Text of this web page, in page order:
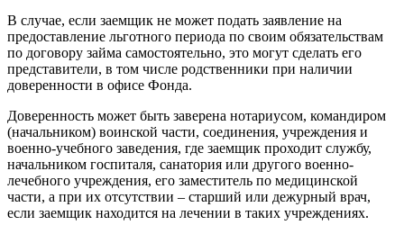
В случае, если заемщик не может подать заявление на
предоставление льготного периода по своим обязательствам
по договору займа самостоятельно, это могут сделать его
представители, в том числе родственники при наличии
доверенности в офисе Фонда.
Доверенность может быть заверена нотариусом, командиром
(начальником) воинской части, соединения, учреждения и
военно-учебного заведения, где заемщик проходит службу,
начальником госпиталя, санатория или другого военно-
лечебного учреждения, его заместитель по медицинской
части, а при их отсутствии – старший или дежурный врач,
если заемщик находится на лечении в таких учреждениях.